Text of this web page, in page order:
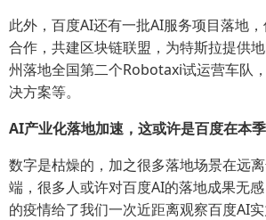
此外，百度AI还有一批AI服务项目落地
合作，共建区块链联盟，为特斯拉提供
州落地全国第二个Robotaxi试运营车队
决方案等。
AI产业化落地加速，这或许是百度在本季
数字是枯燥的，加之很多落地场景在远
端，很多人或许对百度AI的落地成果无
的疫情给了我们一次近距离观察百度AI